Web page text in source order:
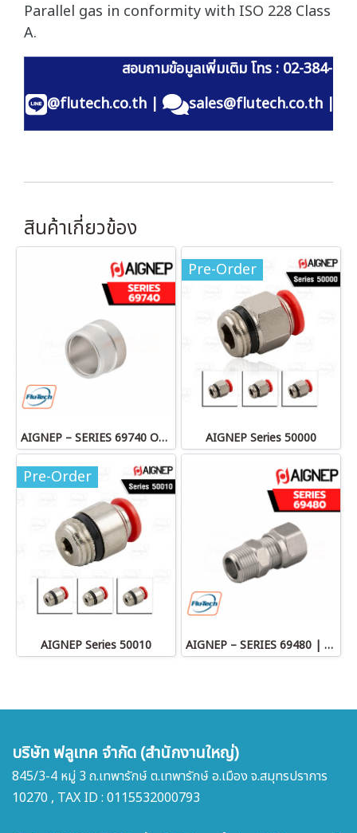
Parallel gas in conformity with ISO 228 Class
A.
สอบถามข้อมูลเพิ่มเติม โทร : 02-384-
@flutech.co.th| sales@flutech.co.th |
สินค้าเกี่ยวข้อง
AIGNEP – SERIES 69740 OLIVE
Pre-Order
AIGNEP Series 50000
Pre-Order
AIGNEP Series 50010 AIGNEP – SERIES 69480 | STRAIGHT MALE ADAPTOR
บริษัท ฟลูเทค จำกัด (สำนักงานใหญ่)
845/3-4 หมู่ 3 ถ.เทพารักษ์ ต.เทพารักษ์ อ.เมือง จ.สมุทรปราการ
10270 , TAX ID : 0115532000793